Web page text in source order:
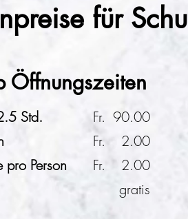
für
Öffnungszeiten
Std.
pro Person
Fr.
Fr.
Fr.
90.00
2.00
2.00
gratis